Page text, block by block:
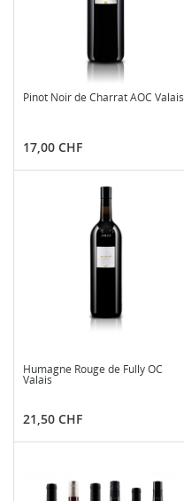
Pinot Noir de Charrat AOC Valais
Preis
17,00 CHF
Humagne Rouge de Fully OC
Valais
Preis
21,50 CHF